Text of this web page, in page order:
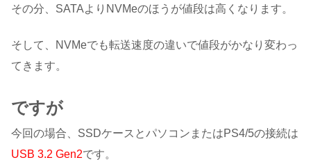
その分、SATAよりNVMeのほうが値段は高くなります。
そして、NVMeでも転送速度の違いで値段がかなり変わっ
てきます。
ですが
今回の場合、SSDケースとパソコンまたはPS4/5の接続は
USB 3.2 Gen2です。